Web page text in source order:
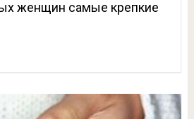
женщин самые крепкие